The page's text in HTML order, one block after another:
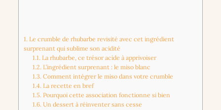
1. Le crumble de rhubarbe revisité avec cet ingrédient
surprenant qui sublime son acidité
1.1. La rhubarbe, ce trésor acide à apprivoiser
1.2. L’ingrédient surprenant : le miso blanc
1.3. Comment intégrer le miso dans votre crumble
1.4. La recette en bref
1.5. Pourquoi cette association fonctionne si bien
1.6. Un dessert à réinventer sans cesse